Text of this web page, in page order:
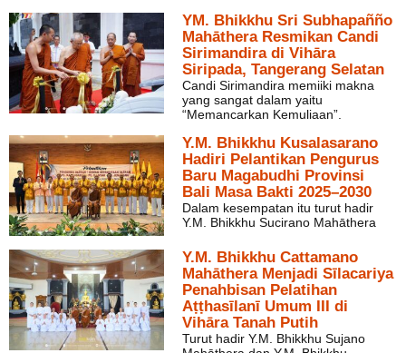
YM. Bhikkhu Sri Subhapañño
Mahāthera Resmikan Candi
Sirimandira di Vihāra
Siripada, Tangerang Selatan
Candi Sirimandira memiiki makna
yang sangat dalam yaitu
“Memancarkan Kemuliaan”.
Y.M. Bhikkhu Kusalasarano
Hadiri Pelantikan Pengurus
Baru Magabudhi Provinsi
Bali Masa Bakti 2025–2030
Dalam kesempatan itu turut hadir
Y.M. Bhikkhu Sucirano Mahāthera
Y.M. Bhikkhu Cattamano
Mahāthera Menjadi Sīlacariya
Penahbisan Pelatihan
Aṭṭhasīlanī Umum III di
Vihāra Tanah Putih
Turut hadir Y.M. Bhikkhu Sujano